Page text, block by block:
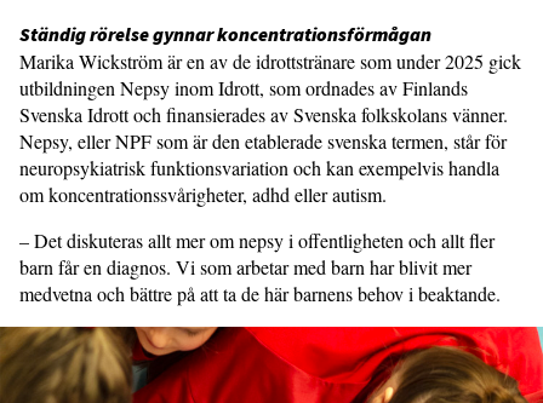
Ständig rörelse gynnar koncentra­tionsförmågan
Marika Wickström är en av de idrottstränare som under 2025 gick
utbildningen Nepsy inom Idrott, som ordnades av Finlands
Svenska Idrott och finansierades av Svenska folkskolans vänner.
Nepsy, eller NPF som är den etablerade svenska termen, står för
neuropsykiatrisk funktionsvariation och kan exempelvis handla
om koncen­trationssvårigheter, adhd eller autism.
– Det diskuteras allt mer om nepsy i offentligheten och allt fler
barn får en diagnos. Vi som arbetar med barn har blivit mer
medvetna och bättre på att ta de här barnens behov i beaktande.